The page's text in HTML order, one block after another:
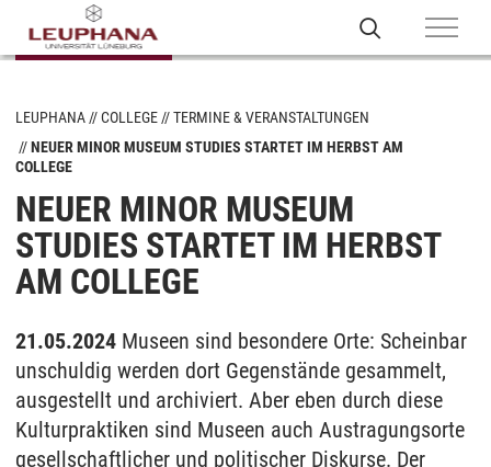
LEUPHANA COLLEGE
TERMINE & VERANSTALTUNGEN
NEUER MINOR MUSEUM STUDIES STARTET IM HERBST AM
COLLEGE
NEUER MINOR MUSEUM
STUDIES STARTET IM HERBST
AM COLLEGE
21.05.2024 Museen sind besondere Orte: Scheinbar
unschuldig werden dort Gegenstände gesammelt,
ausgestellt und archiviert. Aber eben durch diese
Kulturpraktiken sind Museen auch Austragungsorte
gesellschaftlicher und politischer Diskurse. Der